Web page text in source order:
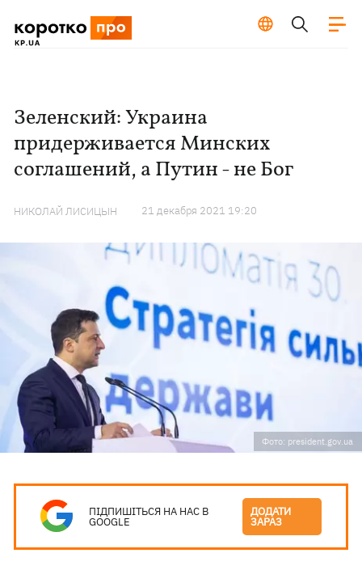
Зеленский: Украина
придерживается Минских
соглашений, а Путин - не Бог
НИКОЛАЙ ЛИСИЦЫН 21 декабря 2021 19:20
Фото: president.gov.ua
ПІДПИШІТЬСЯ НА НАС В
GOOGLE
ДОДАТИ
ЗАРАЗ